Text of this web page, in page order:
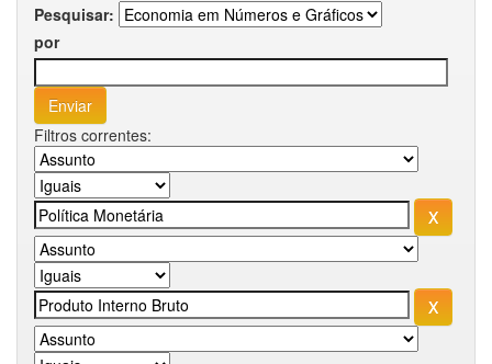
Pesquisar:
por
Filtros correntes: